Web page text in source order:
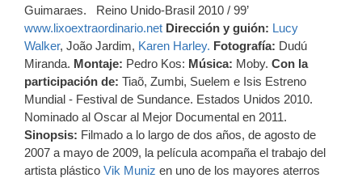
Guimaraes. Reino Unido-Brasil 2010 / 99’
www.lixoextraordinario.net Dirección y guión: Lucy
Walker, João Jardim, Karen Harley. Fotografía: Dudú
Miranda. Montaje: Pedro Kos: Música: Moby. Con la
participación de: Tiaõ, Zumbi, Suelem e Isis Estreno
Mundial - Festival de Sundance. Estados Unidos 2010.
Nominado al Oscar al Mejor Documental en 2011.
Sinopsis: Filmado a lo largo de dos años, de agosto de
2007 a mayo de 2009, la película acompaña el trabajo del
artista plástico Vik Muniz en uno de los mayores aterros